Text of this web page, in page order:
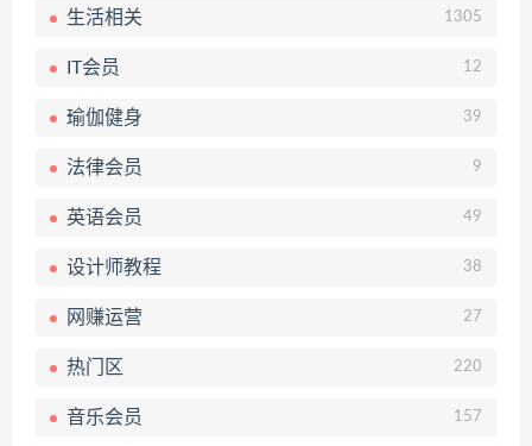
生活相关 1305
IT会员 12
瑜伽健身 39
法律会员 9
英语会员 49
设计师教程 38
网赚运营 27
热门区 220
音乐会员 157